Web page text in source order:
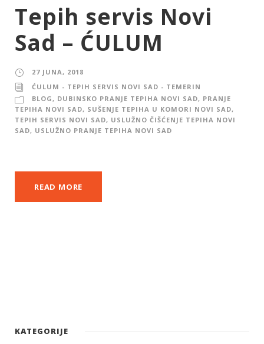
Tepih servis Novi
Sad – ĆULUM
27 JUNA, 2018
ĆULUM - TEPIH SERVIS NOVI SAD - TEMERIN
BLOG , DUBINSKO PRANJE TEPIHA NOVI SAD, PRANJE
TEPIHA NOVI SAD, SUŠENJE TEPIHA U KOMORI NOVI SAD,
TEPIH SERVIS NOVI SAD, USLUŽNO ČIŠĆENJE TEPIHA NOVI
SAD, USLUŽNO PRANJE TEPIHA NOVI SAD
READ MORE
KATEGORIJE